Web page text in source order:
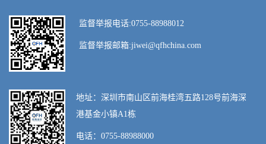
监督举报电话:0755-88988012
监督举报邮箱:jiwei@qfhchina.com
地址：深圳市南山区前海桂湾五路128号前海深
港基金小镇A1栋
电话：0755-88988000